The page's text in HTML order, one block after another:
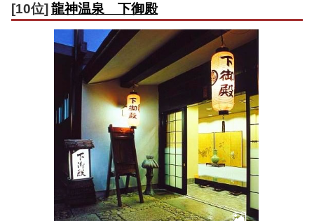
[10位]龍神温泉 下御殿